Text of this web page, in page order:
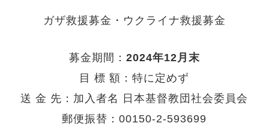
ガザ救援募金・ウクライナ救援募金
募金期間： 2024年12月末
目 標 額：特に定めず
送 金 先：加入者名 日本基督教団社会委員会
郵便振替：00150-2-593699